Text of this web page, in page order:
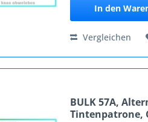
In den
Vergleichen
BULK 57A,
Tintenpatrone,